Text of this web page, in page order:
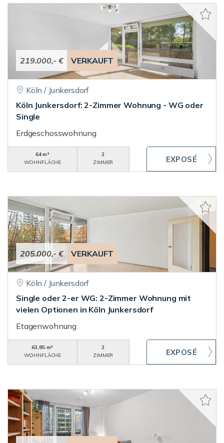
219.000,- € VERKAUFT
Köln / Junkersdorf
Köln Junkersdorf: 2-Zimmer Wohnung - WG oder
Single
Erdgeschosswohnung
64 m²
WOHNFLÄCHE
2
ZIMMER
205.000,- € VERKAUFT
Köln / Junkersdorf
Single oder 2-er WG: 2-Zimmer Wohnung mit
vielen Optionen in Köln Junkersdorf
Etagenwohnung
63,85 m²
WOHNFLÄCHE
2
ZIMMER